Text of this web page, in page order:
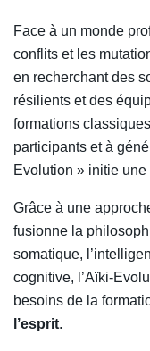
Face à un monde
conflits et les
en recherchant des
résilients et des
formations
participants et à
Evolution » initie
Grâce à une
fusionne la
somatique,
cognitive, l’Aïki-
besoins de la
l’esprit.